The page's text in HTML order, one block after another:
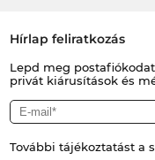
Hírlap feliratkozás
Lepd meg
privát kiárusítások és
További tájékoztatást a